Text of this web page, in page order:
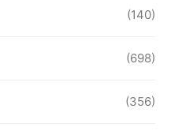
(140)
(698)
(356)